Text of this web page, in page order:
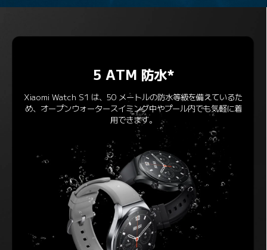
5 ATM 防水*
Xiaomi Watch S1 は、50 メートルの防水等級を備えているた
め、オープンウォータースイミング中やプール内でも気軽に着
用できます。